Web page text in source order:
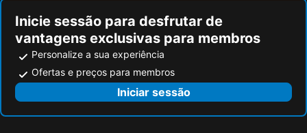
Inicie sessão para desfrutar de
vantagens exclusivas para membros
Personalize a sua experiência
Ofertas e preços para membros
Iniciar sessão